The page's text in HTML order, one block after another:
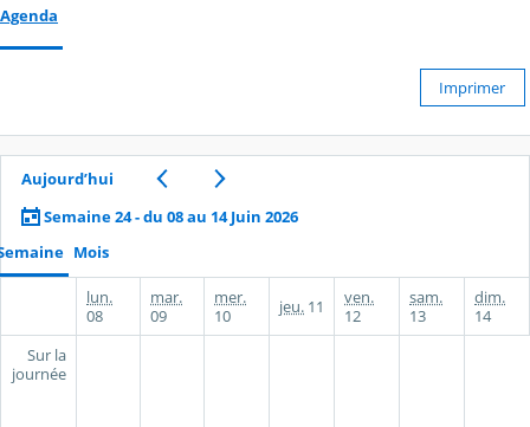
Agenda
Imprimer
Aujourd’hui
Semaine 24 - du 08 au 14 Juin 2026
Mois
lun.
08
mar.
09
mer.
10
jeu. 11
ven.
12
sam.
13
dim.
14
Sur la
journée